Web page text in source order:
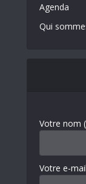
Agenda
Qui
Votre nom
Votre e-